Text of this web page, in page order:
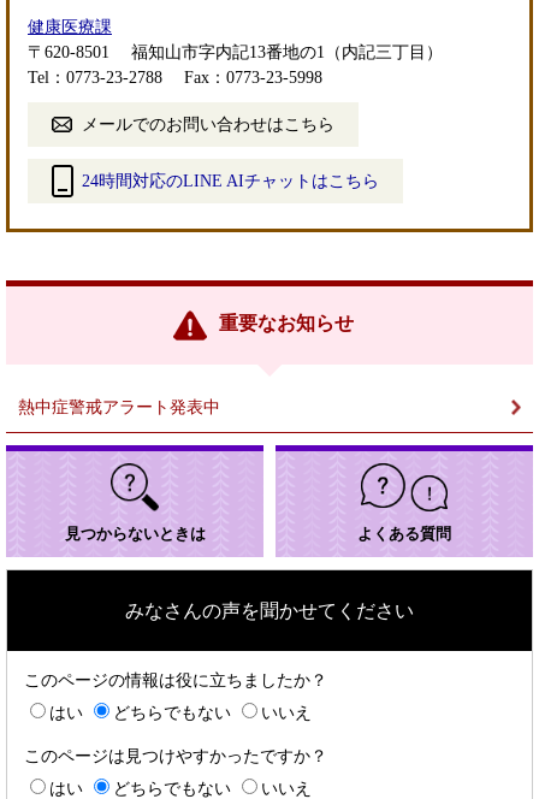
健康医療課
〒620-8501
福知山市字内記13番地の1（内記三丁目）
Tel：0773-23-2788
Fax：0773-23-5998
メールでのお問い合わせはこちら
24時間対応のLINE AIチャットはこちら
リ
重要なお知らせ
熱中症警戒アラート発表中
見つからないときは よくある質問
みなさんの声を聞かせてください
このページの情報は役に立ちましたか？
はい
どちらでもない いいえ
このページは見つけやすかったですか？
はい
どちらでもない いいえ